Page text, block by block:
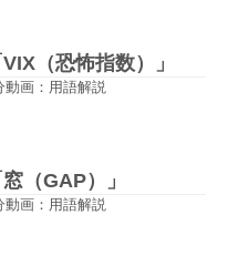
（恐怖指数）」
動画：用語解説
（GAP）」
動画：用語解説